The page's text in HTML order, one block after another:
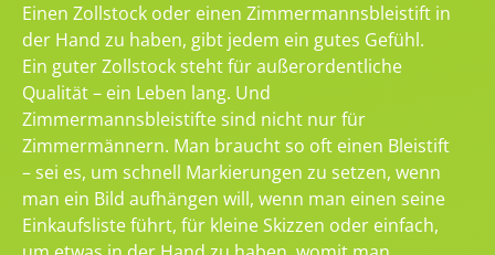
Einen Zollstock oder einen Zimmermannsbleistift in
der Hand zu haben, gibt jedem ein gutes Gefühl.
Ein guter Zollstock steht für außerordentliche
Qualität – ein Leben lang. Und
Zimmermannsbleistifte sind nicht nur für
Zimmermännern. Man braucht so oft einen Bleistift
– sei es, um schnell Markierungen zu setzen, wenn
man ein Bild aufhängen will, wenn man einen seine
Einkaufsliste führt, für kleine Skizzen oder einfach,